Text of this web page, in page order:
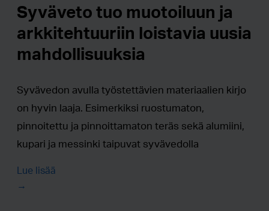
Syväveto tuo muotoiluun ja
arkkitehtuuriin loistavia uusia
mahdollisuuksia
Syvävedon avulla työstettävien materiaalien kirjo
on hyvin laaja. Esimerkiksi ruostumaton,
pinnoitettu ja pinnoittamaton teräs sekä alumiini,
kupari ja messinki taipuvat syvävedolla
Lue lisää